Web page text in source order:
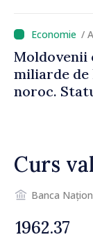
/
Moldovenii
miliarde
noroc.
Curs
Banca